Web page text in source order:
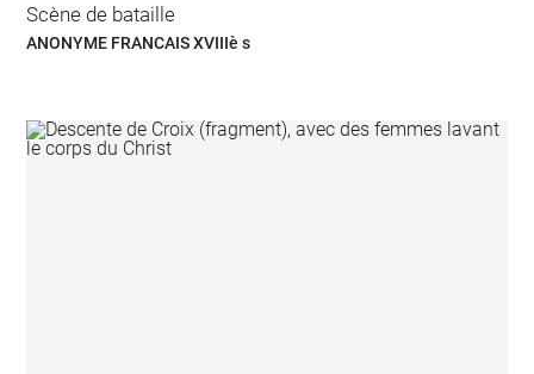
Scène de bataille
ANONYME FRANCAIS XVIIIè s